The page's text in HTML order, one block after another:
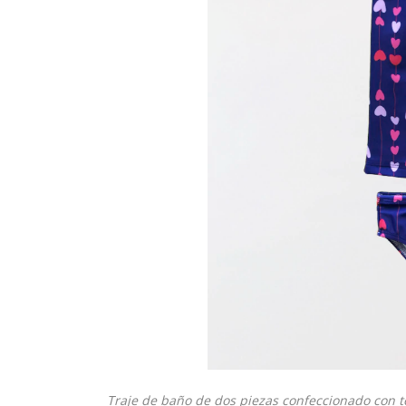
Traje de baño de dos piezas confeccionado con